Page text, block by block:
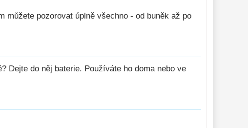
můžete pozorovat úplně všechno - od buněk až po
Dejte do něj baterie. Používáte ho doma nebo ve